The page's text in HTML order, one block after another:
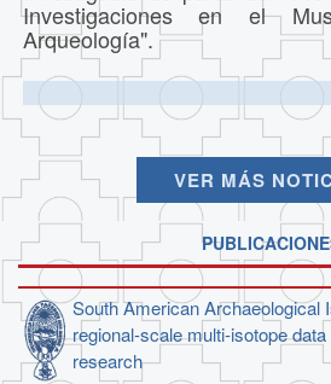
Investigaciones en el
Arqueología".
VER MÁS
South American Archaeological
regional-scale multi-isotope
research